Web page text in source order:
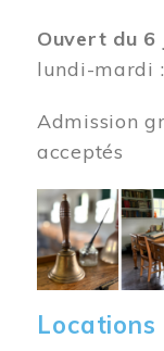
Ouvert du 6
lundi-mardi
Admission
acceptés
Image
Locations